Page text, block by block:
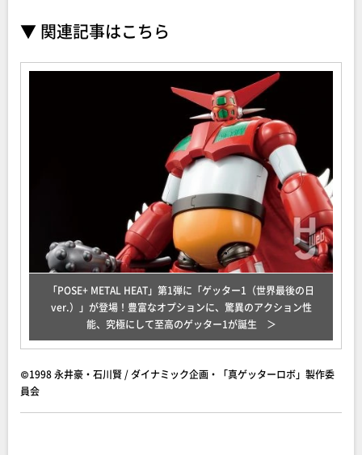
▼ 関連記事はこちら
「POSE+ METAL HEAT」第1弾に「ゲッター1（世界最後の日
ver.）」が登場！豊富なオプションに、驚異のアクション性
能、究極にして至高のゲッター1が誕生
©1998 永井豪・石川賢 / ダイナミック企画・「真ゲッターロボ」製作委
員会